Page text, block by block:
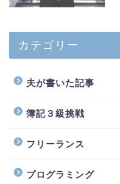
カテゴリー
夫が書いた記事
簿記３級挑戦
フリーランス
プログラミング